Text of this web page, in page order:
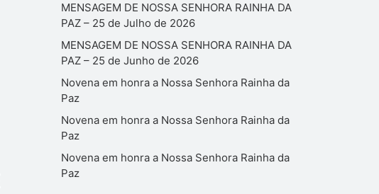
MENSAGEM DE NOSSA SENHORA RAINHA DA
PAZ – 25 de Julho de 2026
MENSAGEM DE NOSSA SENHORA RAINHA DA
PAZ – 25 de Junho de 2026
Novena em honra a Nossa Senhora Rainha da
Paz
Novena em honra a Nossa Senhora Rainha da
Paz
Novena em honra a Nossa Senhora Rainha da
Paz